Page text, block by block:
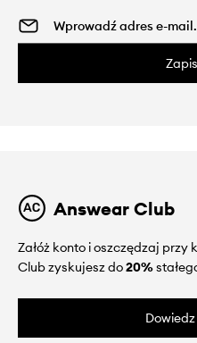
Answear Club
Załóż konto i oszczędzaj przy
Club zyskujesz do20%